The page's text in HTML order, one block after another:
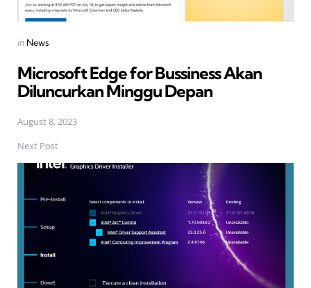
Posted
in News
Microsoft Edge for Bussiness Akan
Diluncurkan Minggu Depan
August 8, 2023
Next Post